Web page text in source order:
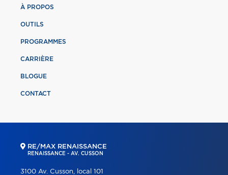
À PROPOS
OUTILS
PROGRAMMES
CARRIÈRE
BLOGUE
CONTACT
RE/MAX RENAISSANCE
RENAISSANCE - AV. CUSSON
3100 Av. Cusson, local 101